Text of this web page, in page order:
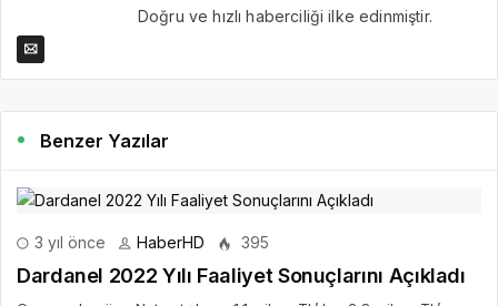
Doğru ve hızlı haberciliği ilke edinmiştir.
Benzer Yazılar
3 yıl önce HaberHD 395
Dardanel 2022 Yılı Faaliyet Sonuçlarını Açıkladı